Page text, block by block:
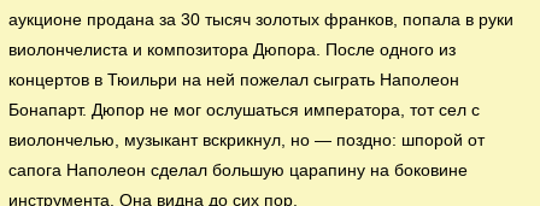
аукционе продана за 30 тысяч золотых франков, попала в руки
виолончелиста и композитора Дюпора. После одного из
концертов в Тюильри на ней пожелал сыграть Наполеон
Бонапарт. Дюпор не мог ослушаться императора, тот сел с
виолончелью, музыкант вскрикнул, но — поздно: шпорой от
сапога Наполеон сделал большую царапину на боковине
инструмента. Она видна до сих пор.